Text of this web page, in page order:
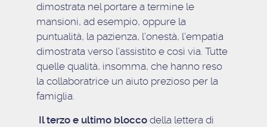
dimostrata nel portare a termine le
mansioni, ad esempio, oppure la
puntualità, la pazienza, l’onestà, l’empatia
dimostrata verso l’assistito e così via. Tutte
quelle qualità, insomma, che hanno reso
la collaboratrice un aiuto prezioso per la
famiglia.
Il terzo e ultimo bloccodella lettera di